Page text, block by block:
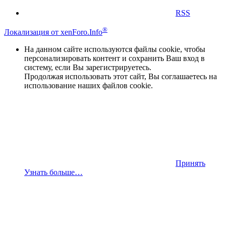
RSS
Локализация от xenForo.Info®
На данном сайте используются файлы cookie, чтобы
персонализировать контент и сохранить Ваш вход в
систему, если Вы зарегистрируетесь.
Продолжая использовать этот сайт, Вы соглашаетесь на
использование наших файлов cookie.
Принять
Узнать больше…